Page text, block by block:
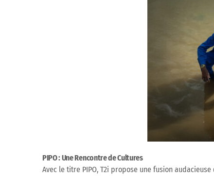
PIPO : Une Rencontre de Cultures
Avec le titre PIPO, T2i propose une fusion